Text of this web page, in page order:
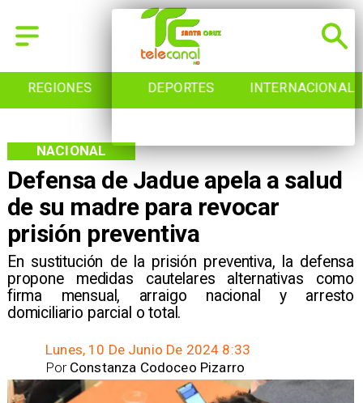
REGIONES DEPORTES INTERNACIONAL
Defensa de Jadue apela a salud
de su madre para revocar
prisión preventiva
​En sustitución de la prisión preventiva, la defensa
propone medidas cautelares alternativas como
firma mensual, arraigo nacional y arresto
domiciliario parcial o total.
NACIONAL
Lunes, 10 De Junio De 2024 8:33
Constanza Codoceo Pizarro
Por